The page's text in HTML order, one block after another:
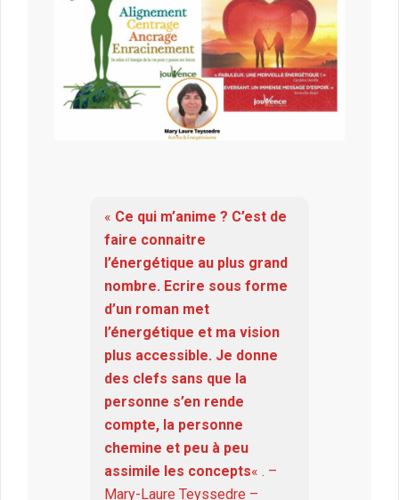
« Ce qui m’anime ? C’est de
faire connaitre
l’énergétique au plus grand
nombre. Ecrire sous forme
d’un roman met
l’énergétique et ma vision
plus accessible. Je donne
des clefs sans que la
personne s’en rende
compte, la personne
chemine et peu à peu
assimile les concepts« . –
Mary-Laure Teyssedre –